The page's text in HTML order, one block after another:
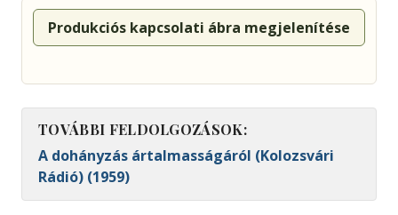
Produkciós kapcsolati ábra megjelenítése
TOVÁBBI FELDOLGOZÁSOK:
A dohányzás ártalmasságáról (Kolozsvári
Rádió) (1959)